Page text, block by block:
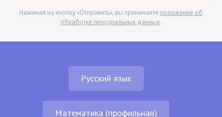
Нажимая на кнопку «Отправить», вы принимаете положение об
обработке персональных данных.
Русский язык
Математика (профильная)